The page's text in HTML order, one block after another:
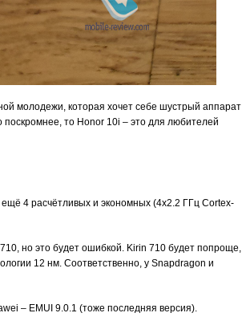
молодежи, которая хочет себе шустрый аппарат
то Honor 10i – это для любителей
4 расчётливых и экономных (4x2.2 ГГц Cortex-
но это будет ошибкой. Kirin 710 будет попроще,
12 нм. Соответственно, у Snapdragon и
– EMUI 9.0.1 (тоже последняя версия).